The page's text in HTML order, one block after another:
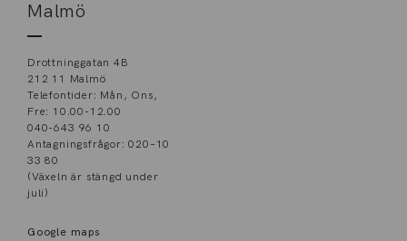
Malmö
Drottninggatan 4B
212 11 Malmö
Telefontider: Mån, Ons,
Fre: 10.00-12.00
040-643 96 10
Antagningsfrågor: 020–10
33 80
(Växeln är stängd under
juli)
Google maps